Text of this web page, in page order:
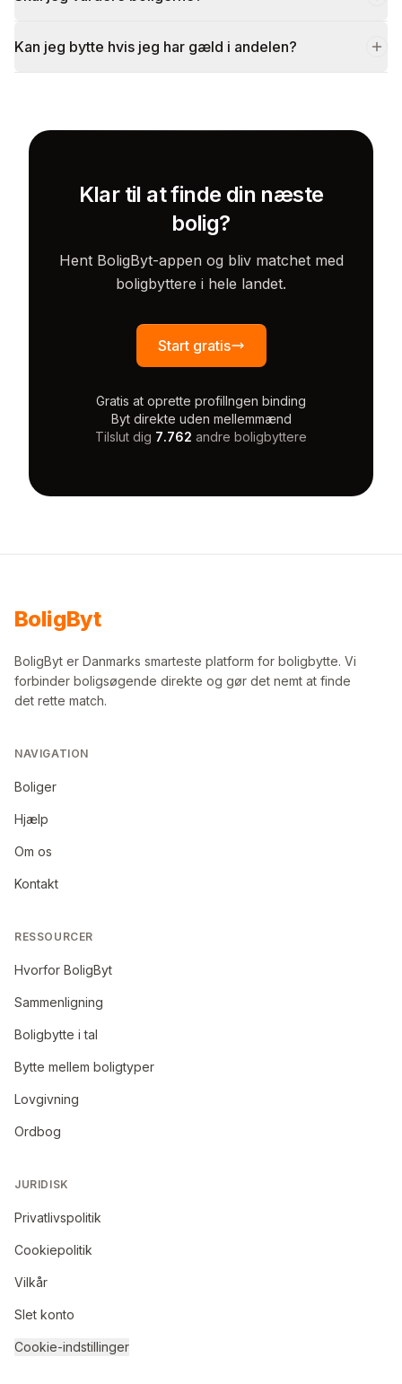
Kan jeg bytte hvis jeg har gæld i andelen?
Klar til at finde din næste
bolig?
Hent BoligByt-appen og bliv matchet med
boligbyttere i hele landet.
Start gratis
Gratis at oprette profilIngen binding
Byt direkte uden mellemmænd
Tilslut dig 7.762 andre boligbyttere
BoligByt
BoligByt er Danmarks smarteste platform for boligbytte. Vi
forbinder boligsøgende direkte og gør det nemt at finde
det rette match.
NAVIGATION
Boliger
Hjælp
Om os
Kontakt
RESSOURCER
Hvorfor BoligByt
Sammenligning
Boligbytte i tal
Bytte mellem boligtyper
Lovgivning
Ordbog
JURIDISK
Privatlivspolitik
Cookiepolitik
Vilkår
Slet konto
Cookie-indstillinger